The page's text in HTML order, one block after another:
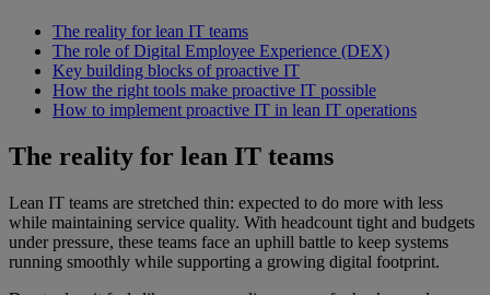
The reality for lean IT teams
The role of Digital Employee Experience (DEX)
Key building blocks of proactive IT
How the right tools make proactive IT possible
How to implement proactive IT in lean IT operations
The reality for lean IT teams
Lean IT teams are stretched thin: expected to do more with less
while maintaining service quality. With headcount tight and budgets
under pressure, these teams face an uphill battle to keep systems
running smoothly while supporting a growing digital footprint.